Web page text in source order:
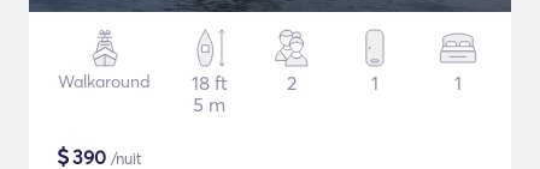
Walkaround
18 ft
5 m
2 1 1
$390 /nuit